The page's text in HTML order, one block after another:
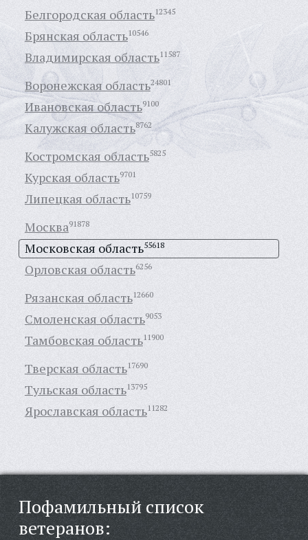
Белгородская область12345
Брянская область10546
Владимирская область11587
Воронежская область24801
Ивановская область9100
Калужская область8762
Костромская область5825
Курская область9701
Липецкая область10759
Москва91878
Московская область55618
Орловская область6256
Рязанская область12660
Смоленская область9053
Тамбовская область11900
Тверская область17690
Тульская область13795
Ярославская область11282
Пофамильный список
ветеранов: